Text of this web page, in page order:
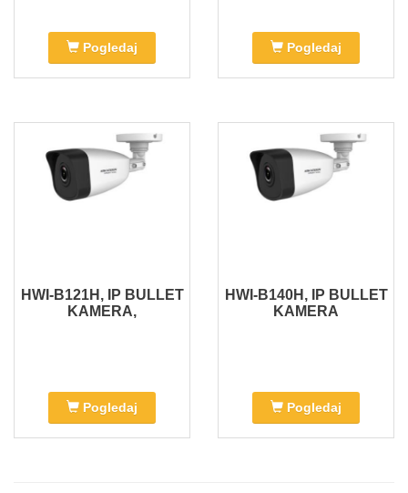
Pogledaj Pogledaj
HWI-B121H, IP BULLET
KAMERA,
Pogledaj
HWI-B140H, IP BULLET
KAMERA
Pogledaj